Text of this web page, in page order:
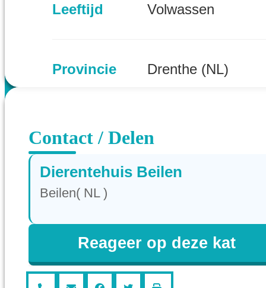
Leeftijd Volwassen
Provincie Drenthe (NL)
Contact / Delen
Dierentehuis Beilen
Beilen( NL )
Reageer op deze kat